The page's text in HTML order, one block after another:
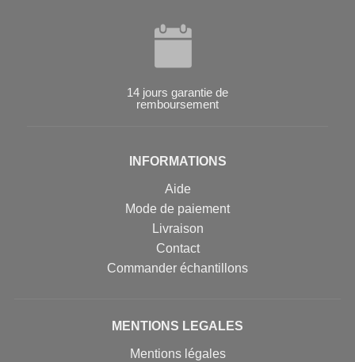
14 jours garantie de
remboursement
INFORMATIONS
Aide
Mode de paiement
Livraison
Contact
Commander échantillons
MENTIONS LEGALES
Mentions légales